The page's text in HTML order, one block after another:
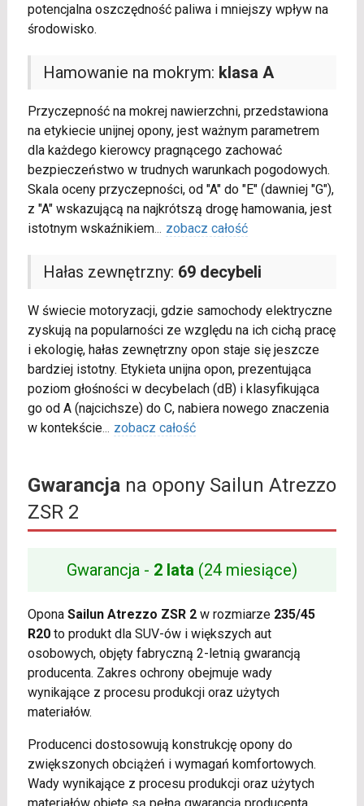
potencjalna oszczędność paliwa i mniejszy wpływ na
środowisko.
Hamowanie na mokrym: klasa A
Przyczepność na mokrej nawierzchni, przedstawiona
na etykiecie unijnej opony, jest ważnym parametrem
dla każdego kierowcy pragnącego zachować
bezpieczeństwo w trudnych warunkach pogodowych.
Skala oceny przyczepności, od "A" do "E" (dawniej "G"),
z "A" wskazującą na najkrótszą drogę hamowania, jest
istotnym wskaźnikiem... zobacz całość
Hałas zewnętrzny: 69 decybeli
W świecie motoryzacji, gdzie samochody elektryczne
zyskują na popularności ze względu na ich cichą pracę
i ekologię, hałas zewnętrzny opon staje się jeszcze
bardziej istotny. Etykieta unijna opon, prezentująca
poziom głośności w decybelach (dB) i klasyfikująca
go od A (najcichsze) do C, nabiera nowego znaczenia
w kontekście... zobacz całość
Gwarancjana opony Sailun Atrezzo
ZSR 2
Gwarancja - 2 lata (24 miesiące)
Opona Sailun Atrezzo ZSR 2w rozmiarze 235/45
R20to produkt dla SUV-ów i większych aut
osobowych, objęty fabryczną 2-letnią gwarancją
producenta. Zakres ochrony obejmuje wady
wynikające z procesu produkcji oraz użytych
materiałów.
Producenci dostosowują konstrukcję opony do
zwiększonych obciążeń i wymagań komfortowych.
Wady wynikające z procesu produkcji oraz użytych